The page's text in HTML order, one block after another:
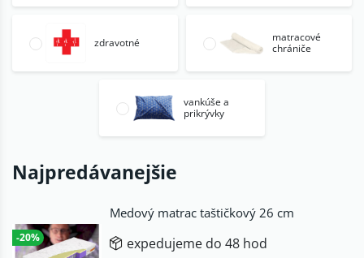
zdravotné
matracové
chrániče
vankúše a
prikrývky
Najpredávanejšie
-20%
Medový matrac taštičkový 26 cm
expedujeme do 48 hod